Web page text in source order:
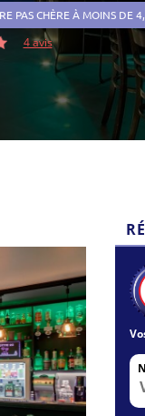
PAS CHÈRE À MOINS DE
4 avis